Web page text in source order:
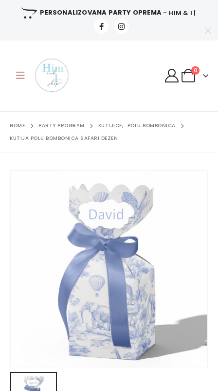
PERSONALIZOVANA PARTY OPREMA - HIM & I |
0
HOME PARTY PROGRAM KUTIJICE, POLU BOMBONICA
KUTIJA POLU BOMBONICA SAFARI DEZEN